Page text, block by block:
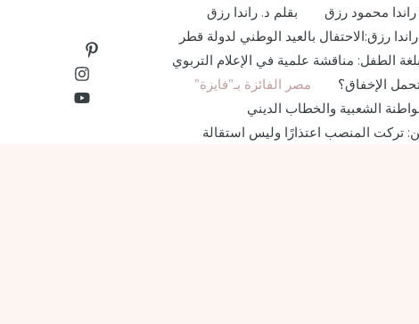
محمود رزق
بقلم د. راندا رزق
رزق:الاحتفال بالعيد الوطني لدولة قطر
الطفل: مناقشة علمية في الإعلام التربوي
الإخفاق؟
مصر الفائزة بـ”فايزة”
الشعبية والخطاب الديني
تركت المنصب اعتذارًا وليس استقالة